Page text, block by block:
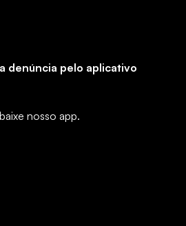
denúncia pelo aplicativo
nosso app.